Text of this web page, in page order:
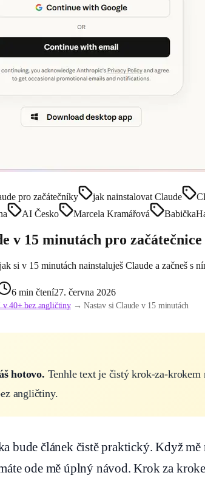
pro začátečníky jak nainstalovat Claude
AI Česko Marcela Kramářová
v 15 minutách pro začátečnice
si v 15 minutách nainstaluješ Claude a začneš s
6 min čtení27. června 2026
v 40+ bez angličtiny→ Nastav si Claude v 15 minutách
hotovo. Tenhle text je čistý krok-za-
angličtiny.
bude článek čistě praktický. Když mě
ode mě úplný návod. Krok za